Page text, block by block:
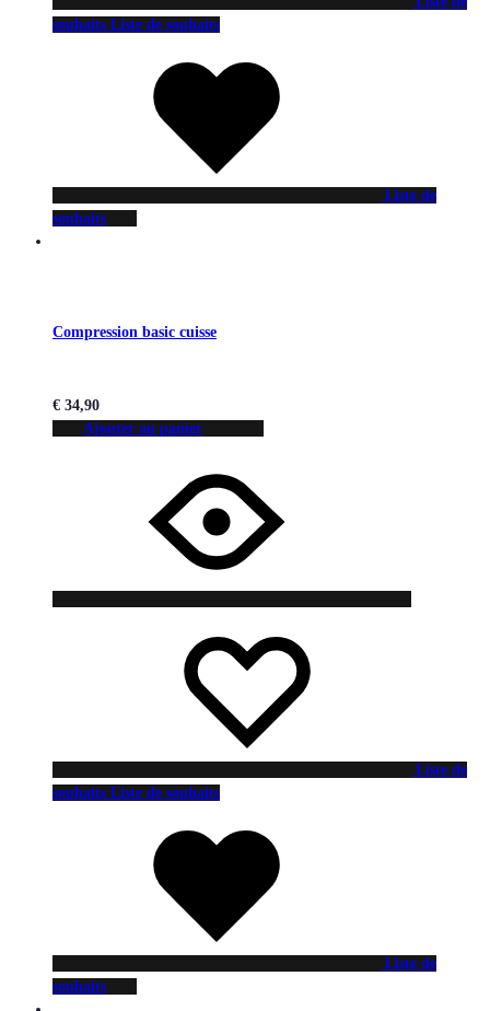
souhaits Liste de souhaits
Liste de
souhaits
Compression basic cuisse
€ 34,90
Ajouter au panier
Liste de
souhaits Liste de souhaits
Liste de
souhaits